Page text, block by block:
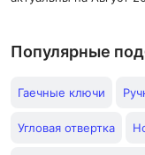
Популярные
Гаечные ключи
Угловая отвертка